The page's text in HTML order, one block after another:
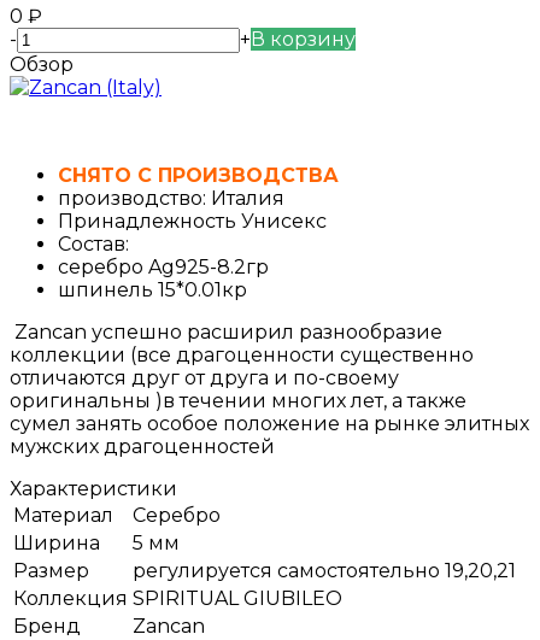
0 ₽
-
+В корзину
Обзор
СНЯТО С ПРОИЗВОДСТВА
производство: Италия
Принадлежность Унисекс
Состав:
серебро Ag925-8.2гр
шпинель 15*0.01кр
Zancan успешно расширил разнообразие
коллекции (все драгоценности существенно
отличаются друг от друга и по-своему
оригинальны )в течении многих лет, а также
сумел занять особое положение на рынке элитных
мужских драгоценностей
Характеристики
Материал
Серебро
Ширина
5 мм
Размер
регулируется самостоятельно 19,20,21
Коллекция SPIRITUAL GIUBILEO
Бренд
Zancan